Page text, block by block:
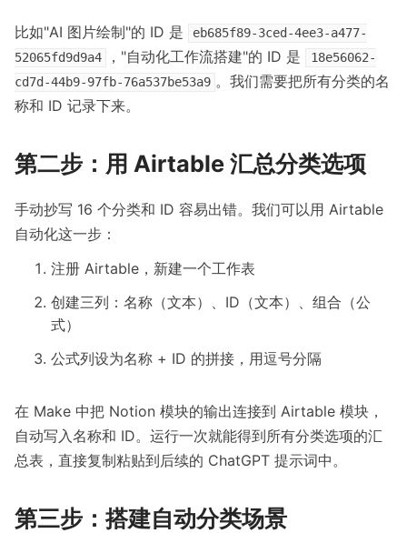
比如"AI 图片绘制"的 ID 是
eb685f89-3ced-4ee3-a477-
52065fd9d9a4
，"自动化工作流搭建"的 ID 是
18e56062-
cd7d-44b9-97fb-76a537be53a9 。我们需要把所有分类的名
称和 ID 记录下来。
第二步：用 Airtable 汇总分类选项
手动抄写 16 个分类和 ID 容易出错。我们可以用 Airtable
自动化这一步：
注册 Airtable ，新建一个工作表
创建三列：名称（文本）、ID（文本）、组合（公
式）
公式列设为名称 + ID 的拼接，用逗号分隔
在 Make 中把 Notion 模块的输出连接到 Airtable 模块，
自动写入名称和 ID。运行一次就能得到所有分类选项的汇
总表，直接复制粘贴到后续的 ChatGPT 提示词中。
第三步：搭建自动分类场景